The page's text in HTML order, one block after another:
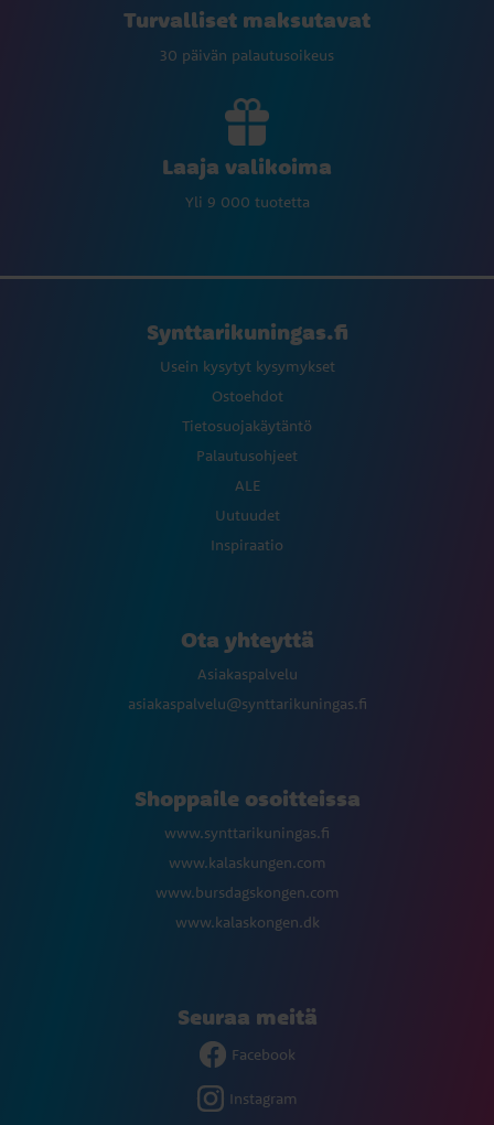
Turvalliset maksutavat
30 päivän palautusoikeus
Laaja valikoima
Yli 9 000 tuotetta
Synttarikuningas.fi
Usein kysytyt kysymykset
Ostoehdot
Tietosuojakäytäntö
Palautusohjeet
ALE
Uutuudet
Inspiraatio
Ota yhteyttä
Asiakaspalvelu
asiakaspalvelu@synttarikuningas.fi
Shoppaile osoitteissa
www.synttarikuningas.fi
www.kalaskungen.com
www.bursdagskongen.com
www.kalaskongen.dk
Seuraa meitä
Facebook
Instagram